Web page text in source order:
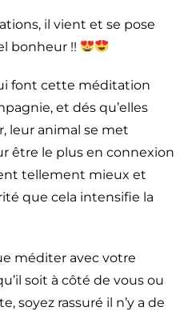
il vient et se pose
bonheur !!
font cette méditation
et dés qu’elles
leur animal se met
être le plus en connexion
tellement mieux et
que cela intensifie la
méditer avec votre
soit à côté de vous ou
soyez rassuré il n’y a de